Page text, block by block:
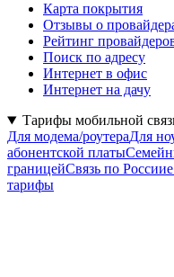
Карта покрытия
Отзывы о
Рейтинг
Поиск по адресу
Интернет в офис
Интернет на дачу
Тарифы мобильной
Для модема/роутераДля
абонентской платы
границейСвязь по России
тарифы